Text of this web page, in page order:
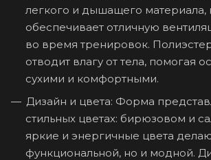
легкого и дышащего материала,
обеспечивает отличную
во время тренировок.
отводит влагу от тела, помогая
сухими и комфортными.
Дизайн и цвета: Форма
стильных цветах: бирюзовом и
яркие и энергичные цвета
функциональной, но и модной.